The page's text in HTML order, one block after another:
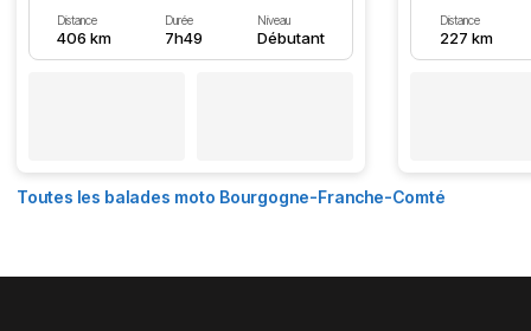
Distance
406 km
Durée
7h49
Niveau
Débutant
Distance
227 km
Toutes les balades moto Bourgogne-Franche-Comté